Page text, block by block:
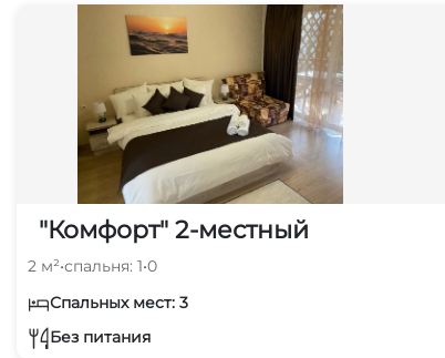
"Комфорт" 2-местный
2 м²•спальня: 1•0
Спальных мест: 3
Без питания